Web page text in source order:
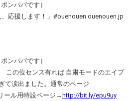
ンパパです）
応援します！」#ouenouen ouenouen.jp
ンパパです）
この位センス有れば 自粛モードのエイプ
て涙出ました。通常のページ
ール用特設ページ→ http://bit.ly/epu9uy